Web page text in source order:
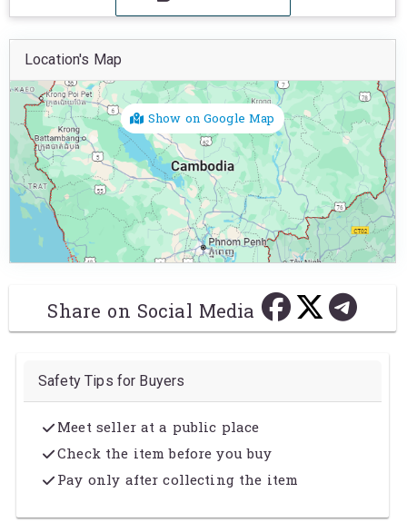
Location's Map
Show on Google Map
Share on Social Media
Safety Tips for Buyers
Meet seller at a public place
Check the item before you buy
Pay only after collecting the item